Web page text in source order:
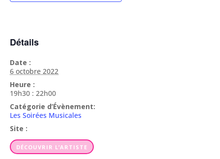
Détails
Date :
6 octobre 2022
Heure :
19h30 : 22h00
Catégorie d’Évènement:
Les Soirées Musicales
Site :
DÉCOUVRIR L’ARTISTE